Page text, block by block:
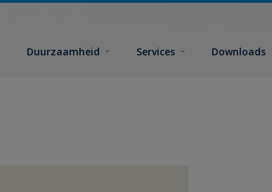
Duurzaamheid Services Downloads